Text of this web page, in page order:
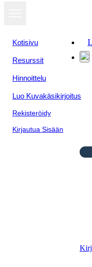
Kotisivu
Resurssit
Hinnoittelu
Luo Kuvakäsikirjoitus
Rekisteröidy
Kirjautua Sisään